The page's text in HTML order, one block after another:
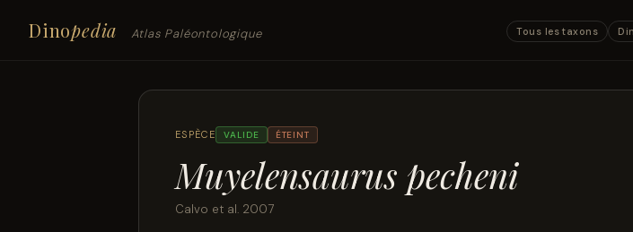
Dinopedia Atlas Paléontologique Tous les taxons
ESPÈCE VALIDE ÉTEINT
Muyelensaurus pecheni
Calvo et al. 2007